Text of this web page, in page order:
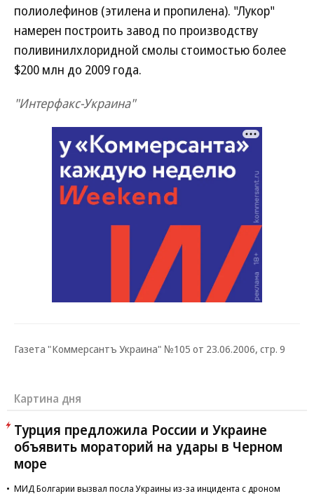
полиолефинов (этилена и пропилена). "Лукор"
намерен построить завод по производству
поливинилхлоридной смолы стоимостью более
$200 млн до 2009 года.
"Интерфакс-Украина"
Газета "Коммерсантъ Украина" №105 от 23.06.2006, стр. 9
Картина дня
Турция предложила России и Украине
объявить мораторий на удары в Черном
море
МИД Болгарии вызвал посла Украины из-за инцидента с дроном